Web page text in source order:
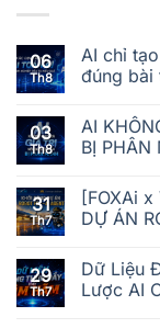
06
Th8
AI chỉ
đúng bài
03
Th8
AI
BỊ PHÂN
31
Th7
[FOXAi
DỰ ÁN
29
Th7
Dữ Liệu
Lược AI